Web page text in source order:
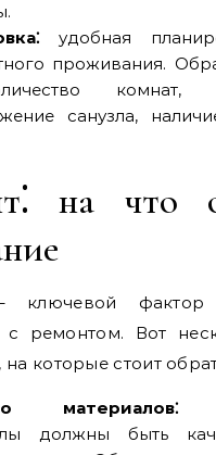
удобная
проживания.
комнат,
санузла,
на что
ключевой
с ремонтом. Вот
которые стоит
материалов⁚
должны быть